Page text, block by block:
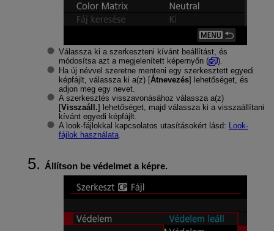
Válassza ki a szerkeszteni kívánt beállítást, és
módosítsa azt a megjelenített képernyőn (
).
Ha új névvel szeretne menteni egy szerkesztett egyedi
képfájlt, válassza ki a(z) [Átnevezés] lehetőséget, és
adjon meg egy nevet.
A szerkesztés visszavonásához válassza a(z)
[Visszaáll.] lehetőséget, majd válassza ki a visszaállítani
kívánt egyedi képfájlt.
A look-fájlokkal kapcsolatos utasításokért lásd: Look-
fájlok használata.
Állítson be védelmet a képre.